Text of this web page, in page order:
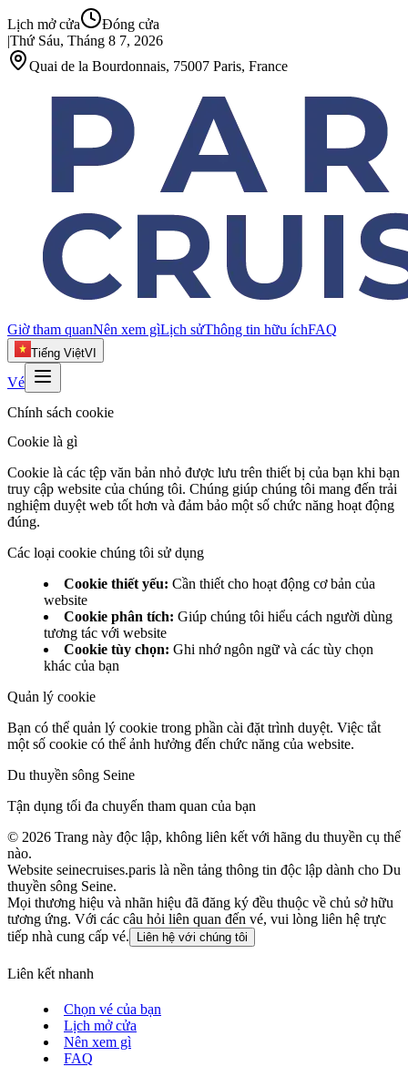
Lịch mở cửa
Đóng cửa
|Thứ Sáu, Tháng 8 7, 2026
Quai de la Bourdonnais, 75007 Paris, France
Giờ tham quanNên xem gìLịch sửThông tin hữu íchFAQ
Tiếng ViệtVI
Vé
Chính sách cookie
Cookie là gì
Cookie là các tệp văn bản nhỏ được lưu trên thiết bị của bạn khi bạn
truy cập website của chúng tôi. Chúng giúp chúng tôi mang đến trải
nghiệm duyệt web tốt hơn và đảm bảo một số chức năng hoạt động
đúng.
Các loại cookie chúng tôi sử dụng
Cookie thiết yếu: Cần thiết cho hoạt động cơ bản của
website
Cookie phân tích: Giúp chúng tôi hiểu cách người dùng
tương tác với website
Cookie tùy chọn: Ghi nhớ ngôn ngữ và các tùy chọn
khác của bạn
Quản lý cookie
Bạn có thể quản lý cookie trong phần cài đặt trình duyệt. Việc tắt
một số cookie có thể ảnh hưởng đến chức năng của website.
Du thuyền sông Seine
Tận dụng tối đa chuyến tham quan của bạn
© 2026 Trang này độc lập, không liên kết với hãng du thuyền cụ thể
nào.
Website seinecruises.paris là nền tảng thông tin độc lập dành cho Du
thuyền sông Seine.
Mọi thương hiệu và nhãn hiệu đã đăng ký đều thuộc về chủ sở hữu
tương ứng. Với các câu hỏi liên quan đến vé, vui lòng liên hệ trực
tiếp nhà cung cấp vé.
Liên hệ với chúng tôi
Liên kết nhanh
Chọn vé của bạn
Lịch mở cửa
Nên xem gì
FAQ